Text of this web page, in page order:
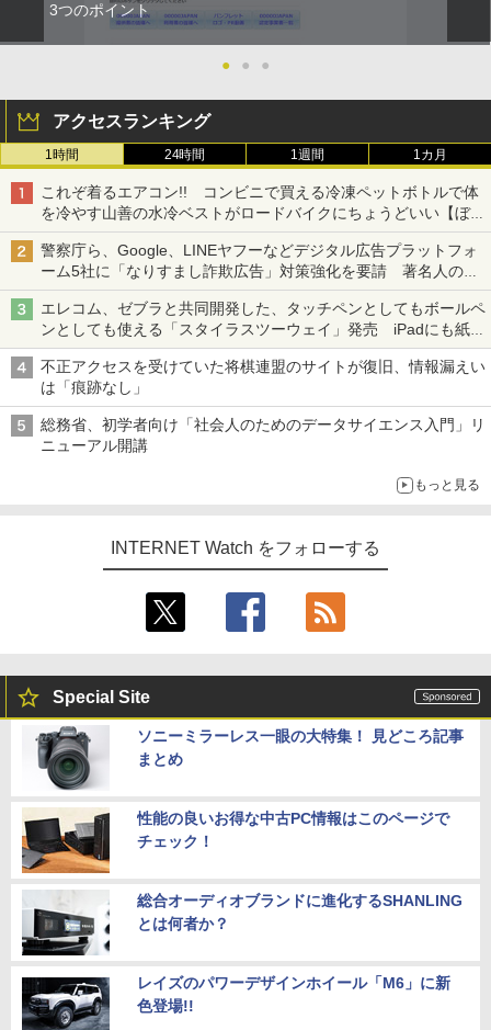
3つのポイント
● ● ●
アクセスランキング
1時間 24時間 1週間 1カ月
これぞ着るエアコン!! コンビニで買える冷凍ペットボトルで体
を冷やす山善の水冷ベストがロードバイクにちょうどいい【ぼっ
ち・ざ・ろーど！その14】【空いた時間でなにしてる？】
警察庁ら、Google、LINEヤフーなどデジタル広告プラットフォ
ーム5社に「なりすまし詐欺広告」対策強化を要請 著名人の写
真や映像を使った投資詐欺などへの対策として
エレコム、ゼブラと共同開発した、タッチペンとしてもボールペ
ンとしても使える「スタイラスツーウェイ」発売 iPadにも紙に
も、持ち替えずに書き込める
不正アクセスを受けていた将棋連盟のサイトが復旧、情報漏えい
は「痕跡なし」
総務省、初学者向け「社会人のためのデータサイエンス入門」リ
ニューアル開講
もっと見る
INTERNET Watch をフォローする
Special Site
ソニーミラーレス一眼の大特集！ 見どころ記事
まとめ
性能の良いお得な中古PC情報はこのページで
チェック！
総合オーディオブランドに進化するSHANLING
とは何者か？
レイズのパワーデザインホイール「M6」に新
色登場!!